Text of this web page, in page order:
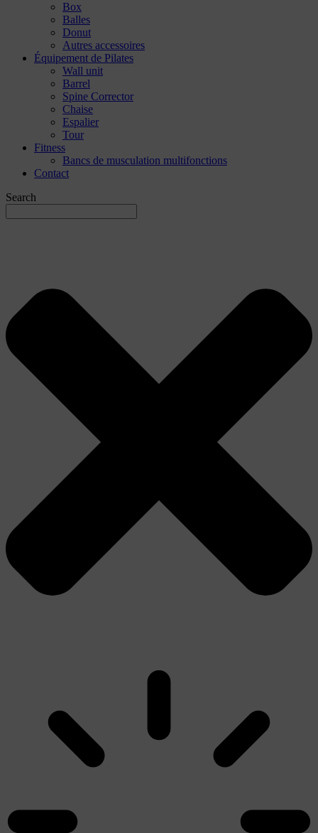
Box
Balles
Donut
Autres accessoires
Équipement de Pilates
Wall unit
Barrel
Spine Corrector
Chaise
Espalier
Tour
Fitness
Bancs de musculation multifonctions
Contact
Search